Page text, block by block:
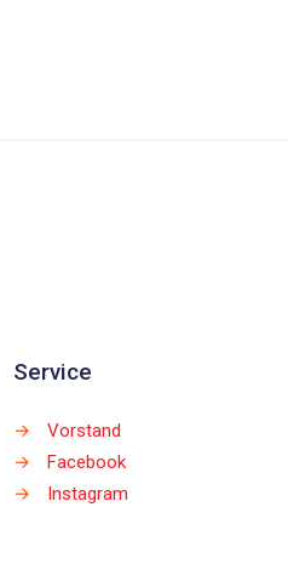
Service
→
Vorstand
→
Facebook
→
Instagram